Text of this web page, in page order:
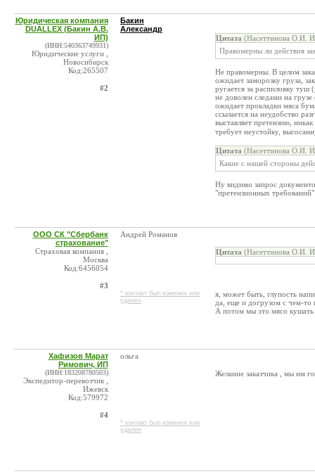
Юридическая компания
DUALLEX (Бакин А.В.
ИП)
(ИНН:540363749931)
Юридические услуги ,
Новосибирск
Код:265507
#2
Бакин
Александр
Цитата (Насеттинова О.И.
Правомерны ли действия
Не правомерны. В целом
ожидает заморозку груза,
ругается за распиловку туш
не доволен следами на
ожидает прокладки мяса
ссылается на неудобство
выставляет претензию,
требует неустойку,
Цитата (Насеттинова О.И.
Какие с нашей стороны
Ну видимо запрос
"претензионных требований"
ООО СК "Сбербанк
страхование"
Страховая компания ,
Москва
Код:6456054
#3
Андрей Романов
* контакт был изменен или
удален
Цитата (Насеттинова О.И.
я, может быть, глупость
да, еще и догрузом с чем-
А потом мы это мясо
Хафизов Марат
Римович, ИП
(ИНН:183208780503)
Экспедитор-перевозчик ,
Ижевск
Код:579972
#4
ольга
* контакт был изменен или
удален
Желание заказчика , мы им